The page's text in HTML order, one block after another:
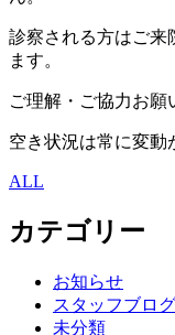
診察される方はご来
ます。
ご理解・ご協力お願
空き状況は常に変動
ALL
カテゴリー
お知らせ
スタッフブログ
未分類